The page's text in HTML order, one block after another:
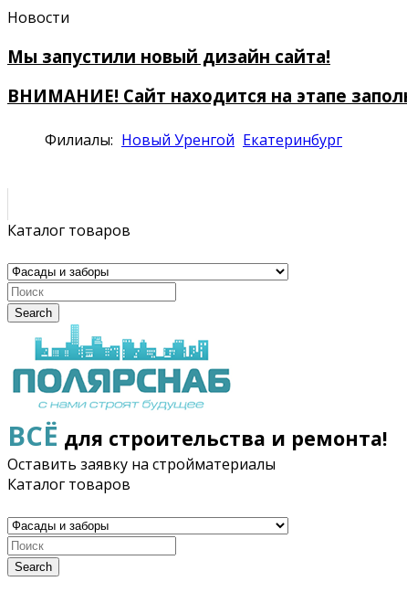
Новости
Мы запустили новый дизайн сайта!
ВНИМАНИЕ! Сайт находится на этапе
Филиалы: Новый Уренгой Екатеринбург
Каталог товаров
Search
ВСЁ для строительства и ремонта!
Оставить заявку на стройматериалы
Каталог товаров
Search